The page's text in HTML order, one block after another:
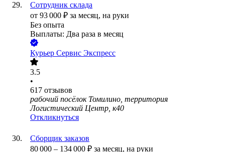
Сотрудник склада
от 93 000 ₽ за месяц, на руки
Без опыта
Выплаты: Два раза в месяц
Курьер Сервис Экспресс
3.5
•
617 отзывов
рабочий посёлок Томилино, территория
Логистический Центр, к40
Откликнуться
Сборщик заказов
80 000 – 134 000 ₽ за месяц, на руки